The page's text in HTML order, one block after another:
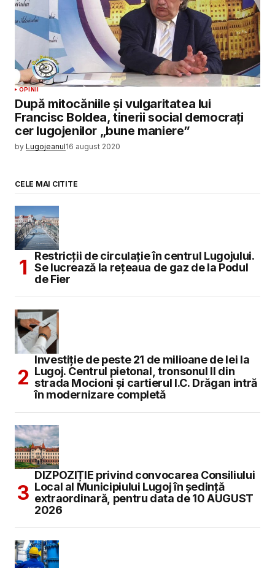
OPINII
După mitocăniile și vulgaritatea lui
Francisc Boldea, tinerii social democrați
cer lugojenilor „bune maniere”
by Lugojeanul16 august 2020
CELE MAI CITITE
Restricții de circulație în centrul Lugojului.
Se lucrează la rețeaua de gaz de la Podul
de Fier
Investiție de peste 21 de milioane de lei la
Lugoj. Centrul pietonal, tronsonul II din
strada Mocioni și cartierul I.C. Drăgan intră
în modernizare completă
DIZPOZIȚIE privind convocarea Consiliului
Local al Municipiului Lugoj în şedinţă
extraordinară, pentru data de 10 AUGUST
2026